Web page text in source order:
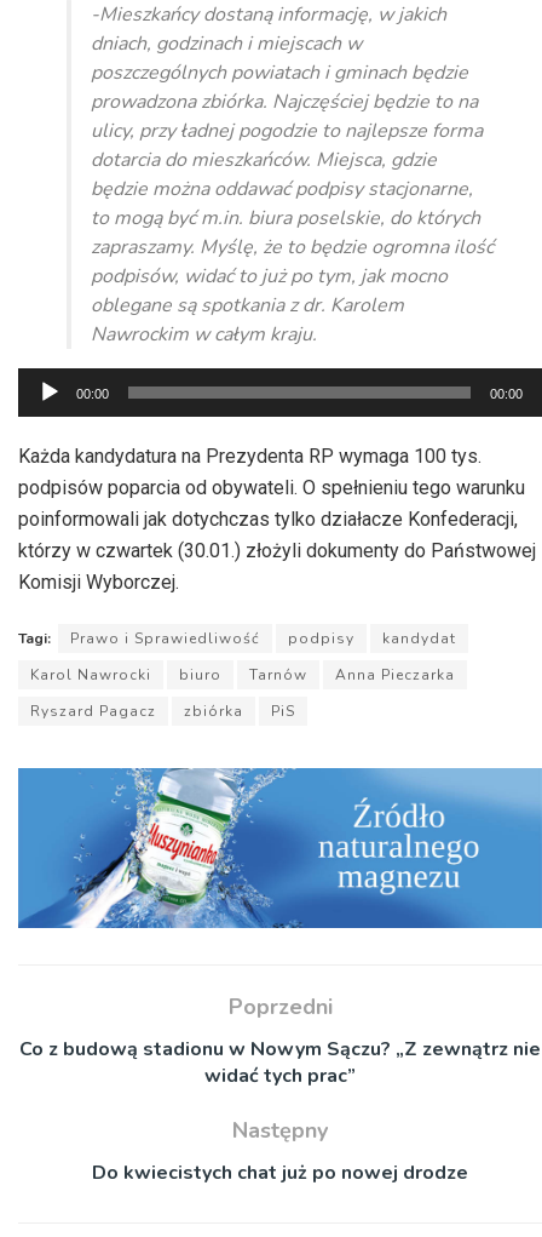
-Mieszkańcy dostaną informację, w jakich
dniach, godzinach i miejscach w
poszczególnych powiatach i gminach będzie
prowadzona zbiórka. Najczęściej będzie to na
ulicy, przy ładnej pogodzie to najlepsze forma
dotarcia do mieszkańców. Miejsca, gdzie
będzie można oddawać podpisy stacjonarne,
to mogą być m.in. biura poselskie, do których
zapraszamy. Myślę, że to będzie ogromna ilość
podpisów, widać to już po tym, jak mocno
oblegane są spotkania z dr. Karolem
Nawrockim w całym kraju.
Odtwarzacz
plików
dźwiękowych
00:00 00:00
Każda kandydatura na Prezydenta RP wymaga 100 tys.
podpisów poparcia od obywateli. O spełnieniu tego warunku
poinformowali jak dotychczas tylko działacze Konfederacji,
którzy w czwartek (30.01.) złożyli dokumenty do Państwowej
Komisji Wyborczej.
Tagi: Prawo i Sprawiedliwość podpisy
kandydat
Karol Nawrocki
biuro Tarnów
Anna Pieczarka
Ryszard Pagacz
zbiórka PiS
Poprzedni
Co z budową stadionu w Nowym Sączu? „Z zewnątrz nie
widać tych prac”
Następny
Do kwiecistych chat już po nowej drodze